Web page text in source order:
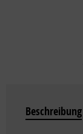
Beschreibung